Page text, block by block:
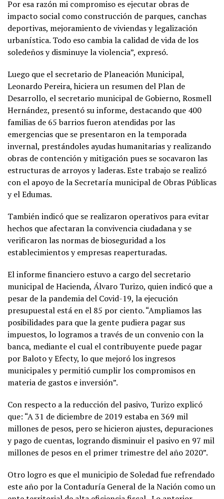
Por esa razón mi compromiso es ejecutar obras de
impacto social como construcción de parques, canchas
deportivas, mejoramiento de viviendas y legalización
urbanística. Todo eso cambia la calidad de vida de los
soledeños y disminuye la violencia”, expresó.
Luego que el secretario de Planeación Municipal,
Leonardo Pereira, hiciera un resumen del Plan de
Desarrollo, el secretario municipal de Gobierno, Rosmell
Hernández, presentó su informe, destacando que 400
familias de 65 barrios fueron atendidas por las
emergencias que se presentaron en la temporada
invernal, prestándoles ayudas humanitarias y realizando
obras de contención y mitigación pues se socavaron las
estructuras de arroyos y laderas. Este trabajo se realizó
con el apoyo de la Secretaría municipal de Obras Públicas
y el Edumas.
También indicó que se realizaron operativos para evitar
hechos que afectaran la convivencia ciudadana y se
verificaron las normas de bioseguridad a los
establecimientos y empresas reaperturadas.
El informe financiero estuvo a cargo del secretario
municipal de Hacienda, Álvaro Turizo, quien indicó que a
pesar de la pandemia del Covid-19, la ejecución
presupuestal está en el 85 por ciento. “Ampliamos las
posibilidades para que la gente pudiera pagar sus
impuestos, lo logramos a través de un convenio con la
banca, mediante el cual el contribuyente puede pagar
por Baloto y Efecty, lo que mejoró los ingresos
municipales y permitió cumplir los compromisos en
materia de gastos e inversión”.
Con respecto a la reducción del pasivo, Turizo explicó
que: “A 31 de diciembre de 2019 estaba en 369 mil
millones de pesos, pero se hicieron ajustes, depuraciones
y pago de cuentas, logrando disminuir el pasivo en 97 mil
millones de pesos en el primer trimestre del año 2020”.
Otro logro es que el municipio de Soledad fue refrendado
este año por la Contaduría General de la Nación como un